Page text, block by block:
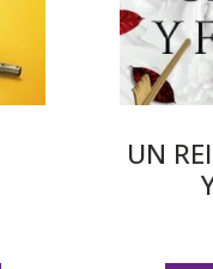
UN